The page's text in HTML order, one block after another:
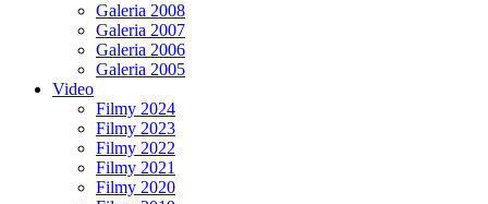
Galeria 2008
Galeria 2007
Galeria 2006
Galeria 2005
Video
Filmy 2024
Filmy 2023
Filmy 2022
Filmy 2021
Filmy 2020